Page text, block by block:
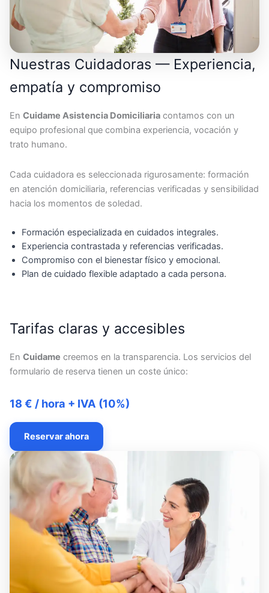
Nuestras Cuidadoras — Experiencia,
empatía y compromiso
En Cuidame Asistencia Domiciliaria contamos con un
equipo profesional que combina experiencia, vocación y
trato humano.
Cada cuidadora es seleccionada rigurosamente: formación
en atención domiciliaria, referencias verificadas y sensibilidad
hacia los momentos de soledad.
Formación especializada en cuidados integrales.
Experiencia contrastada y referencias verificadas.
Compromiso con el bienestar físico y emocional.
Plan de cuidado flexible adaptado a cada persona.
Tarifas claras y accesibles
En Cuidame creemos en la transparencia. Los servicios del
formulario de reserva tienen un coste único:
18 € / hora + IVA (10%)
Reservar ahora